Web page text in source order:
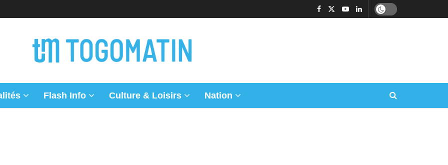
Flash Info Culture & Loisirs Nation